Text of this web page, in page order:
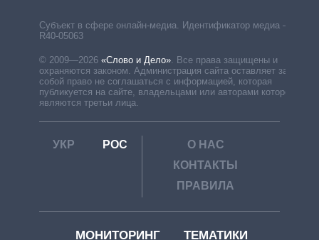
Субъект в сфере онлайн-медиа. Идентификатор медиа –
R40-05063
© 2009—2026 «Слово и Дело»
Все права защищены и
охраняются законом. Администрация сайта оставляет за
собой право не соглашаться с информацией, которая
публикуется на сайте, владельцами или авторами которой
являются третьи лица.
УКР РОС
О НАС
КОНТАКТЫ
ПРАВИЛА
МОНИТОРИНГ ТЕМАТИКИ